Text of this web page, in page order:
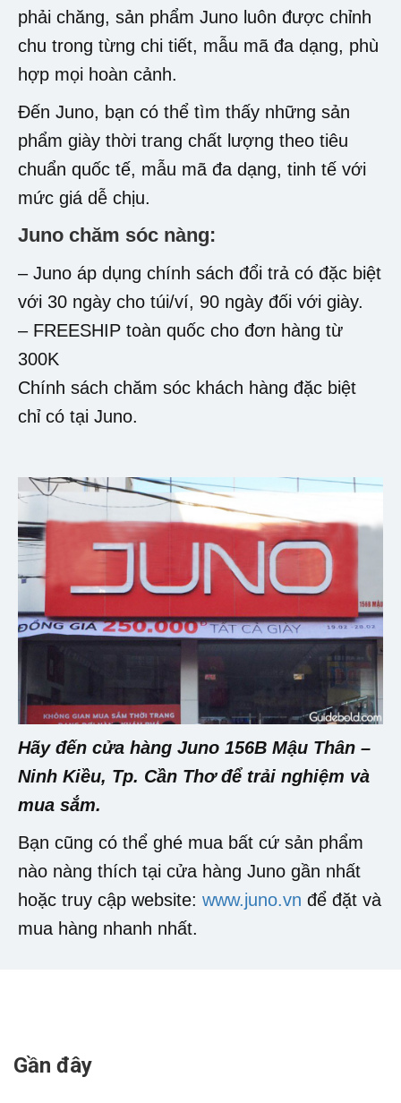
phải chăng, sản phẩm Juno luôn được chỉnh
chu trong từng chi tiết, mẫu mã đa dạng, phù
hợp mọi hoàn cảnh.
Đến Juno, bạn có thể tìm thấy những sản
phẩm giày thời trang chất lượng theo tiêu
chuẩn quốc tế, mẫu mã đa dạng, tinh tế với
mức giá dễ chịu.
Juno chăm sóc nàng:
– Juno áp dụng chính sách đổi trả có đặc biệt
với 30 ngày cho túi/ví, 90 ngày đối với giày.
– FREESHIP toàn quốc cho đơn hàng từ
300K
Chính sách chăm sóc khách hàng đặc biệt
chỉ có tại Juno.
Hãy đến cửa hàng Juno 156B Mậu Thân –
Ninh Kiều, Tp. Cần Thơ để trải nghiệm và
mua sắm.
Bạn cũng có thể ghé mua bất cứ sản phẩm
nào nàng thích tại cửa hàng Juno gần nhất
hoặc truy cập website: www.juno.vn để đặt và
mua hàng nhanh nhất.
Gần đây